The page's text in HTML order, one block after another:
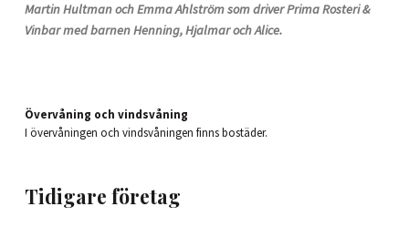
Martin Hultman och Emma Ahlström som driver Prima Rosteri &
Vinbar med barnen Henning, Hjalmar och Alice.
Övervåning och vindsvåning
I övervåningen och vindsvåningen finns bostäder.
Tidigare företag